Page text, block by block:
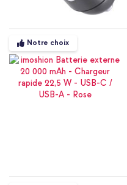
Notre choix